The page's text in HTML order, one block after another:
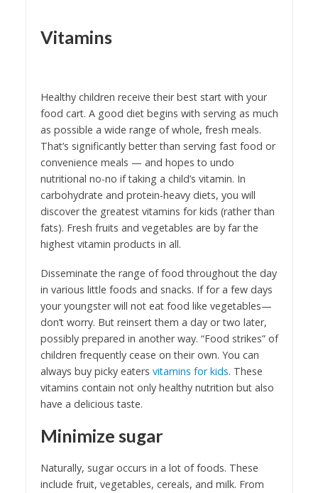
Vitamins
Healthy children receive their best start with your
food cart. A good diet begins with serving as much
as possible a wide range of whole, fresh meals.
That’s significantly better than serving fast food or
convenience meals — and hopes to undo
nutritional no-no if taking a child’s vitamin. In
carbohydrate and protein-heavy diets, you will
discover the greatest vitamins for kids (rather than
fats). Fresh fruits and vegetables are by far the
highest vitamin products in all.
Disseminate the range of food throughout the day
in various little foods and snacks. If for a few days
your youngster will not eat food like vegetables—
don’t worry. But reinsert them a day or two later,
possibly prepared in another way. “Food strikes” of
children frequently cease on their own. You can
always buy picky eaters vitamins for kids. These
vitamins contain not only healthy nutrition but also
have a delicious taste.
Minimize sugar
Naturally, sugar occurs in a lot of foods. These
include fruit, vegetables, cereals, and milk. From